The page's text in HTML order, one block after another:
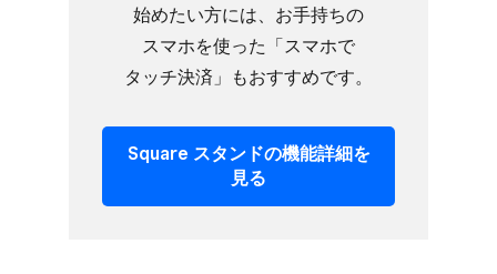
始めたい方には、​お手持ちの​
スマホを​使った​「スマホで​
タッチ決済」も​おすすめです。
Square スタンドの​機能詳細を​
見る